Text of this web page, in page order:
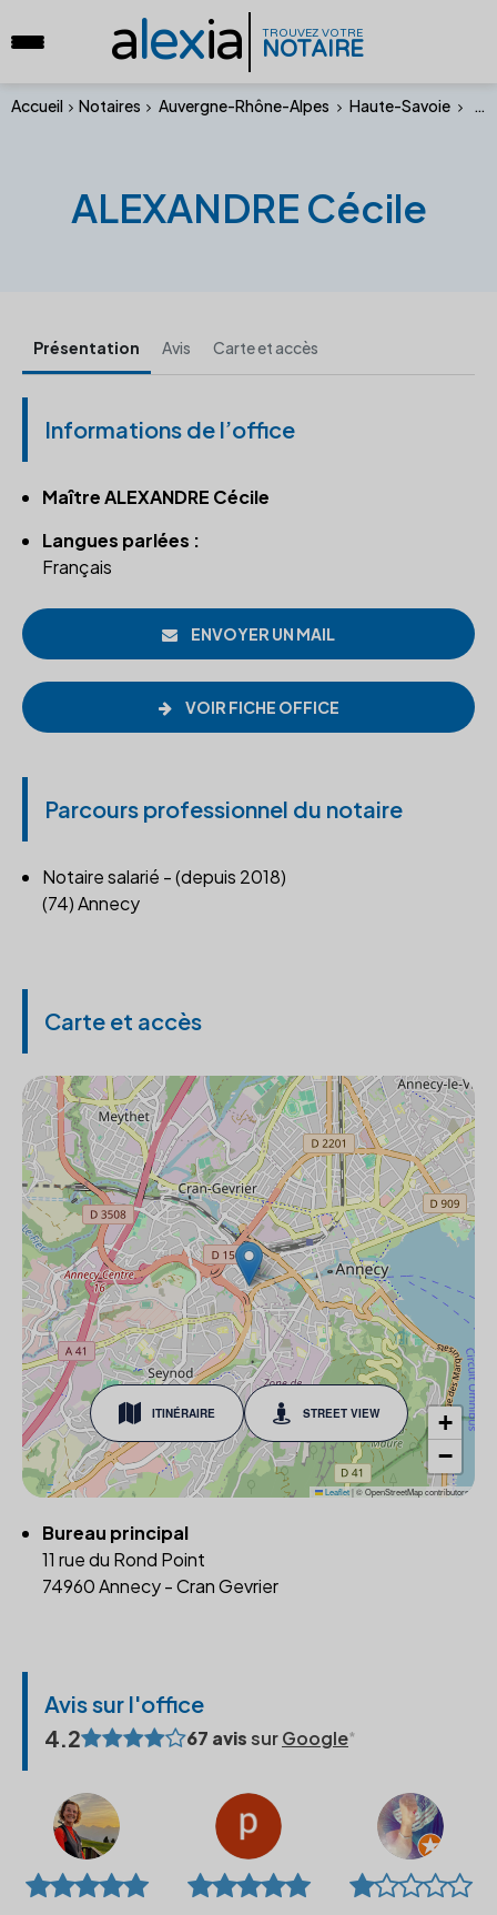
alexia TROUVEZ VOTRE
NOTAIRE
Accueil Notaires Auvergne-Rhône-Alpes Haute-Savoie
ALEXANDRE Cécile
Présentation Avis Carte et accès
Informations de l’office
Maître ALEXANDRE Cécile
Langues parlées :
Français
ENVOYER UN MAIL
VOIR FICHE OFFICE
Parcours professionnel du notaire
Notaire salarié - (depuis 2018)
(74) Annecy
Carte et accès
ITINÉRAIRE STREET VIEW
+
−
Leaflet|© OpenStreetMap contributors
Bureau principal
11 rue du Rond Point
74960 Annecy - Cran Gevrier
Avis sur l'office
4.2
67 avissurGoogle